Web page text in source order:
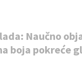
Naučno
boja pokreće